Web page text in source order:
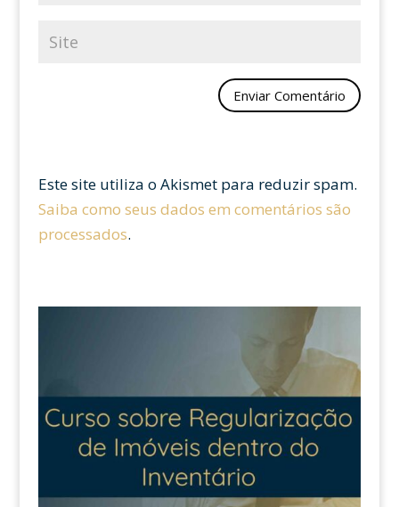
Este site utiliza o Akismet para reduzir spam.
Saiba como seus dados em comentários são
processados.